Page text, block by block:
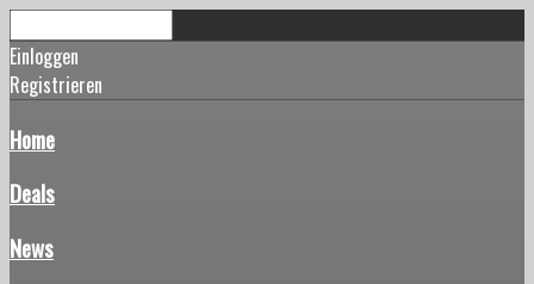
Einloggen
Registrieren
Home
Deals
News